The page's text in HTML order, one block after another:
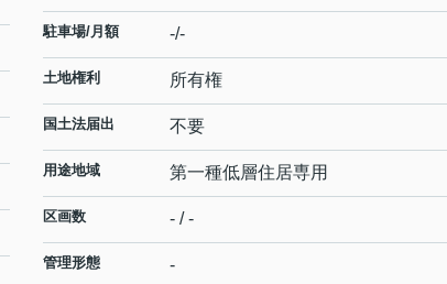
駐車場/月額 -/-
土地権利 所有権
国土法届出 不要
用途地域 第一種低層住居専用
区画数 - / -
管理形態 -